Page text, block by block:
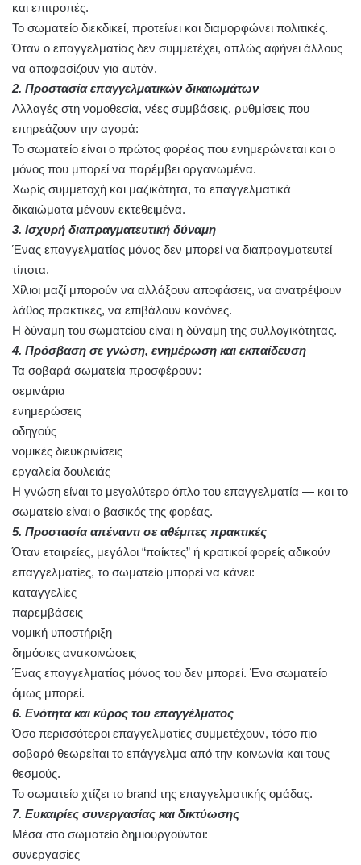
και επιτροπές.
Το σωματείο διεκδικεί, προτείνει και διαμορφώνει πολιτικές.
Όταν ο επαγγελματίας δεν συμμετέχει, απλώς αφήνει άλλους
να αποφασίζουν για αυτόν.
2. Προστασία επαγγελματικών δικαιωμάτων
Αλλαγές στη νομοθεσία, νέες συμβάσεις, ρυθμίσεις που
επηρεάζουν την αγορά:
Το σωματείο είναι ο πρώτος φορέας που ενημερώνεται και ο
μόνος που μπορεί να παρέμβει οργανωμένα.
Χωρίς συμμετοχή και μαζικότητα, τα επαγγελματικά
δικαιώματα μένουν εκτεθειμένα.
3. Ισχυρή διαπραγματευτική δύναμη
Ένας επαγγελματίας μόνος δεν μπορεί να διαπραγματευτεί
τίποτα.
Χίλιοι μαζί μπορούν να αλλάξουν αποφάσεις, να ανατρέψουν
λάθος πρακτικές, να επιβάλουν κανόνες.
Η δύναμη του σωματείου είναι η δύναμη της συλλογικότητας.
4. Πρόσβαση σε γνώση, ενημέρωση και εκπαίδευση
Τα σοβαρά σωματεία προσφέρουν:
σεμινάρια
ενημερώσεις
οδηγούς
νομικές διευκρινίσεις
εργαλεία δουλειάς
Η γνώση είναι το μεγαλύτερο όπλο του επαγγελματία — και το
σωματείο είναι ο βασικός της φορέας.
5. Προστασία απέναντι σε αθέμιτες πρακτικές
Όταν εταιρείες, μεγάλοι “παίκτες” ή κρατικοί φορείς αδικούν
επαγγελματίες, το σωματείο μπορεί να κάνει:
καταγγελίες
παρεμβάσεις
νομική υποστήριξη
δημόσιες ανακοινώσεις
Ένας επαγγελματίας μόνος του δεν μπορεί. Ένα σωματείο
όμως μπορεί.
6. Ενότητα και κύρος του επαγγέλματος
Όσο περισσότεροι επαγγελματίες συμμετέχουν, τόσο πιο
σοβαρό θεωρείται το επάγγελμα από την κοινωνία και τους
θεσμούς.
Το σωματείο χτίζει το brand της επαγγελματικής ομάδας.
7. Ευκαιρίες συνεργασίας και δικτύωσης
Μέσα στο σωματείο δημιουργούνται:
συνεργασίες